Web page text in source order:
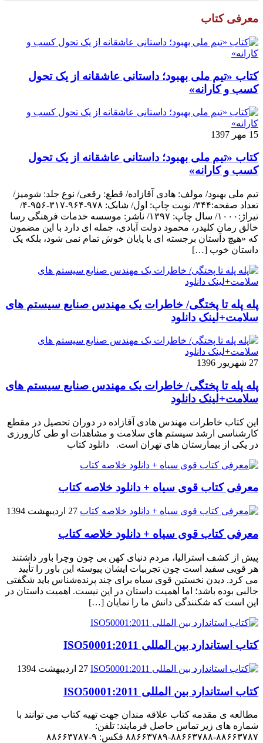
معرفی کتاب
کتاب «تیم ملی بهبود؛ داستانی عاشقانه از یک تحول
کسب و کارانه»
15 مهر 1397
کتاب «تیم ملی بهبود؛ داستانی عاشقانه از یک تحول
کسب و کارانه»
تیم ملی بهبود/ مولف: هادی آقازاده/ قطع: رقعی/ نوع جلد: شومیز/
تعداد صفحه:۳۴۴/ نوبت چاپ: اول/ شابک: ۹۷۸-۹۶۴-۳۱۷-۹۵۶-۴/
تیراژ:۱۰۰۰/ سال چاپ: ۱۳۹۷/ ناشر: موسسه خدمات فرهنگی رسا
خالق رمانِ کلیدر، محمود دولت آبادی، جمله ای دارد با این مضمون
که «هیچ داستان برجسته ای با پایان خوش تمام نمی شود، بلکه یک
داستان خوب […]
پله پله تا پختگی/ خاطرات یک مهندس صنایع سیستم های
سلامت+لینک دانلود
27 شهریور 1396
پله پله تا پختگی/ خاطرات یک مهندس صنایع سیستم های
سلامت+لینک دانلود
این کتاب خاطرات مهندس هادی آقازاده در دوران تحصیل در مقطع
کارشناسی ارشد سیستم های سلامت و مشاهدات او طی کارورزی
در یکی از بیمارستان های تهران است. دانلود کتاب
معرفی کتاب قوی سیاه + دانلود خلاصه کتاب
27 اردیبهشت 1394
معرفی کتاب قوی سیاه + دانلود خلاصه کتاب
پیش از کشف استرالیا، مردم دنیاى کهن بی چون وچرا باور داشتند
هر قویى سفید است چون تجربیات ایشان پیوسته این باور را تأیید
می کرد. دیدن نخستین قوى سیاه براى چند پرنده‌شناس باید شگفتى
جالبى بوده باشد؛ اما اهمیت داستان در این نیست. اهمیت داستان در
این است که شکنندگى دانش ما را نمایان […]
کتاب استاندارد بین المللی ISO50001:2011
27 اردیبهشت 1394
کتاب استاندارد بین المللی ISO50001:2011
مطالعه ی مقدمه کتاب علاقه مندان جهت تهیه کتاب می توانند با
شماره های زیر تماس حاصل فرمایند: تلفن:
۸۸۶۶۳۷۸۷-۸۸۶۶۳۷۸۸-۸۸۶۶۳۷۸۹ فکس: ۹-۸۸۶۶۳۷۸۷